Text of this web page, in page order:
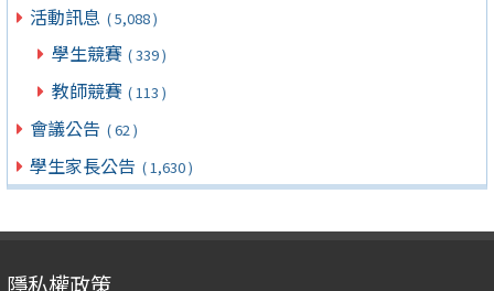
活動訊息 ( 5,088 )
學生競賽 ( 339 )
教師競賽 ( 113 )
會議公告 ( 62 )
學生家長公告 ( 1,630 )